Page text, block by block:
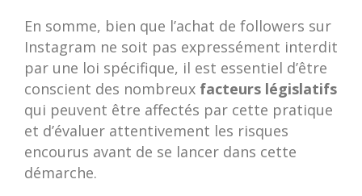
En somme, bien que l’achat de followers sur
Instagram ne soit pas expressément interdit
par une loi spécifique, il est essentiel d’être
conscient des nombreux facteurs législatifs
qui peuvent être affectés par cette pratique
et d’évaluer attentivement les risques
encourus avant de se lancer dans cette
démarche.